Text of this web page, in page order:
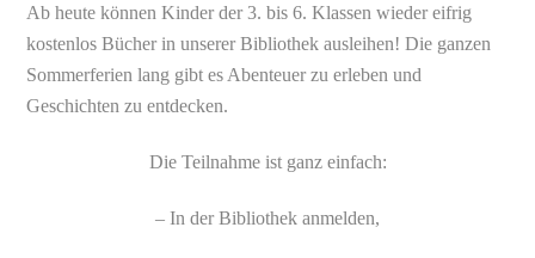
Ab heute können Kinder der 3. bis 6. Klassen wieder eifrig
kostenlos Bücher in unserer Bibliothek ausleihen! Die ganzen
Sommerferien lang gibt es Abenteuer zu erleben und
Geschichten zu entdecken.
Die Teilnahme ist ganz einfach:
– In der Bibliothek anmelden,